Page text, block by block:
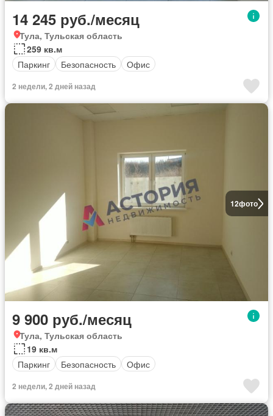
14 245 руб./месяц
Тула, Тульская область
259 кв.м
Паркинг
Безопасность Офис
2 недели, 2 дней назад
12фото
9 900 руб./месяц
Тула, Тульская область
19 кв.м
Паркинг
Безопасность Офис
2 недели, 2 дней назад